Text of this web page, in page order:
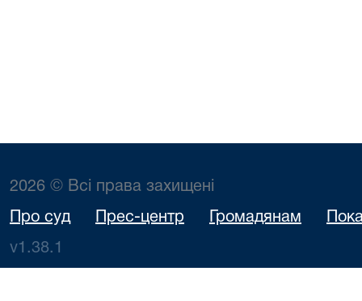
2026 © Всі права захищені
Про суд Прес-центр Громадянам
v1.38.1